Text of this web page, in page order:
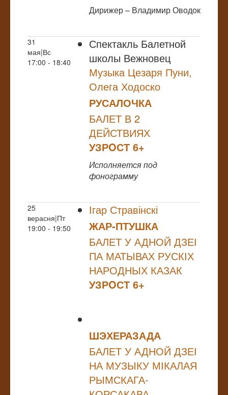
Дирижер – Владимир Оводок
31
мая|Вс
17:00 - 18:40
Спектакль Балетной
школы Вежновец
Музыка Цезаря Пуни,
Олега Ходоско
РУСАЛОЧКА
БАЛЕТ В 2
ДЕЙСТВИЯХ
УЗРOСТ 6+
Исполняется под
фонограмму
25
верасня|Пт
19:00 - 19:50
Ігар Стравінскі
ЖАР-ПТУШКА
БАЛЕТ У АДНОЙ ДЗЕІ
ПА МАТЫВАХ РУСКІХ
НАРОДНЫХ КАЗАК
УЗРOСТ 6+
ШЭХЕРАЗАДА
БАЛЕТ У АДНОЙ ДЗЕІ
НА МУЗЫКУ МІКАЛАЯ
РЫМСКАГА-